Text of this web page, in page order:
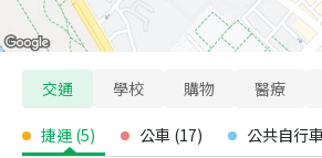
交通 學校 購物 醫療
捷運 (5) 公車 (17) 公共自行車